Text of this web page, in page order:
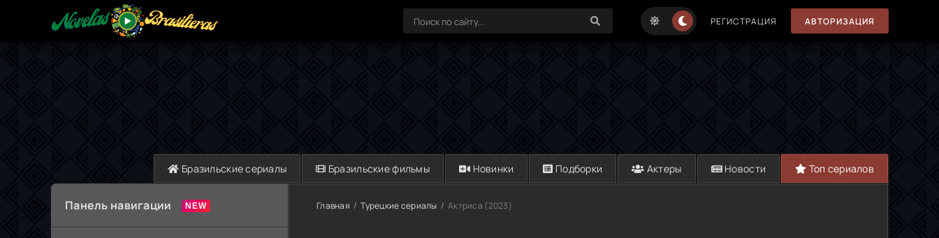
РЕГИСТРАЦИЯ АВТОРИЗАЦИЯ
Бразильские сериалы Бразильские фильмы Новинки Подборки Актеры Новости Топ сериалов
Панель навигации Главная Турецкие сериалы Актриса (2023)